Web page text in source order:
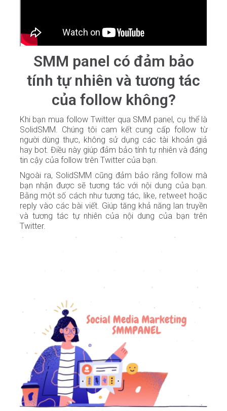
SMM panel có đảm bảo
tính tự nhiên và tương tác
của follow không?
Khi bạn mua follow Twitter qua SMM panel, cụ thể là
SolidSMM. Chúng tôi cam kết cung cấp follow từ
người dùng thực, không sử dụng các tài khoản giả
hay bot. Điều này giúp đảm bảo tính tự nhiên và đáng
tin cậy của follow trên Twitter của bạn.
Ngoài ra, SolidSMM cũng đảm bảo rằng follow mà
bạn nhận được sẽ tương tác với nội dung của bạn.
Bằng một số cách như tương tác, like, retweet hoặc
reply vào các bài viết. Giúp tăng khả năng lan truyền
và tương tác tự nhiên của nội dung của bạn trên
Twitter.